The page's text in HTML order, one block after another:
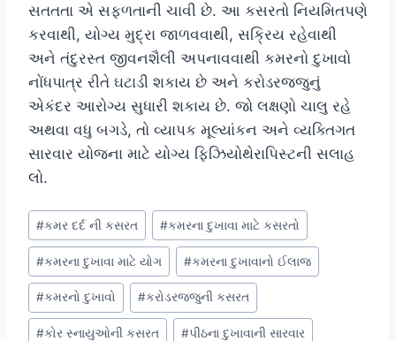
સતતતા એ સફળતાની ચાવી છે. આ કસરતો નિયમિતપણે
કરવાથી, યોગ્ય મુદ્રા જાળવવાથી, સક્રિય રહેવાથી
અને તંદુરસ્ત જીવનશૈલી અપનાવવાથી કમરનો દુખાવો
નોંધપાત્ર રીતે ઘટાડી શકાય છે અને કરોડરજ્જુનું
એકંદર આરોગ્ય સુધારી શકાય છે. જો લક્ષણો ચાલુ રહે
અથવા વધુ બગડે, તો વ્યાપક મૂલ્યાંકન અને વ્યક્તિગત
સારવાર યોજના માટે યોગ્ય ફિઝિયોથેરાપિસ્ટની સલાહ
લો.
Post
Tags:
#કમર દર્દ ની કસરત #કમરના દુખાવા માટે કસરતો
#કમરના દુખાવા માટે યોગ #કમરના દુખાવાનો ઈલાજ
#કમરનો દુખાવો #કરોડરજ્જુની કસરત
#કોર સ્નાયુઓની કસરત #પીઠના દુખાવાની સારવાર